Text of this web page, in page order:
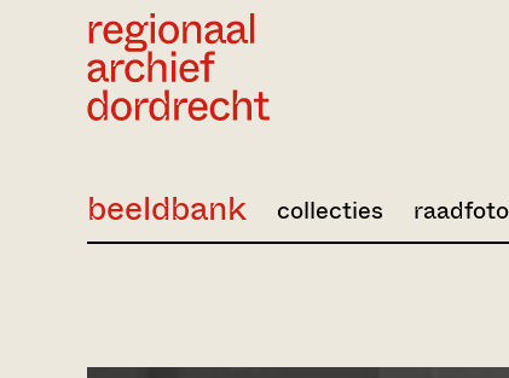
beeldbank collecties